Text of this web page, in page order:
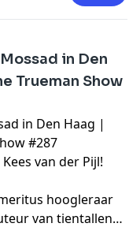
in Den
Trueman Show
in Den Haag |
#287
van der Pijl!
hoogleraar
van tientallen